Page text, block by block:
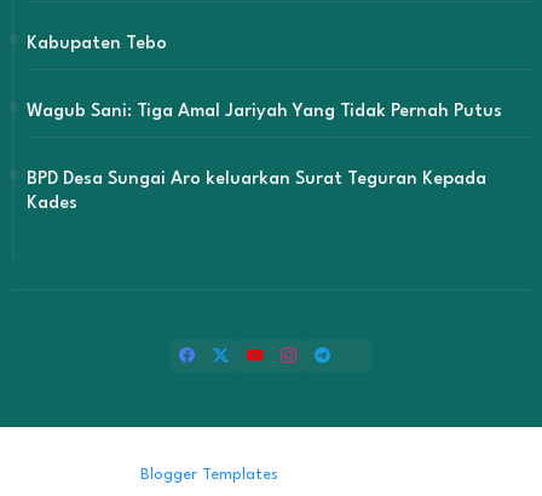
Kabupaten Tebo
Wagub Sani: Tiga Amal Jariyah Yang Tidak Pernah Putus
BPD Desa Sungai Aro keluarkan Surat Teguran Kepada
Kades
Blogger Templates